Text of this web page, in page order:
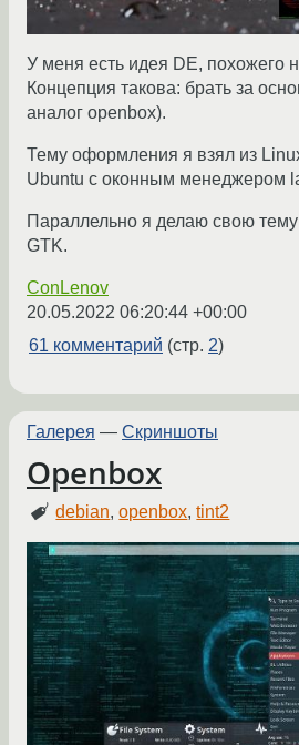
У меня есть идея DE, похожего
Концепция такова: брать за
аналог openbox).
Тему оформления я взял из
Ubuntu с оконным менеджером
Параллельно я делаю свою
GTK.
ConLenov
20.05.2022 06:20:44 +00:00
61 комментарий (стр. 2)
Галерея — Скриншоты
Openbox
debian,openbox,tint2